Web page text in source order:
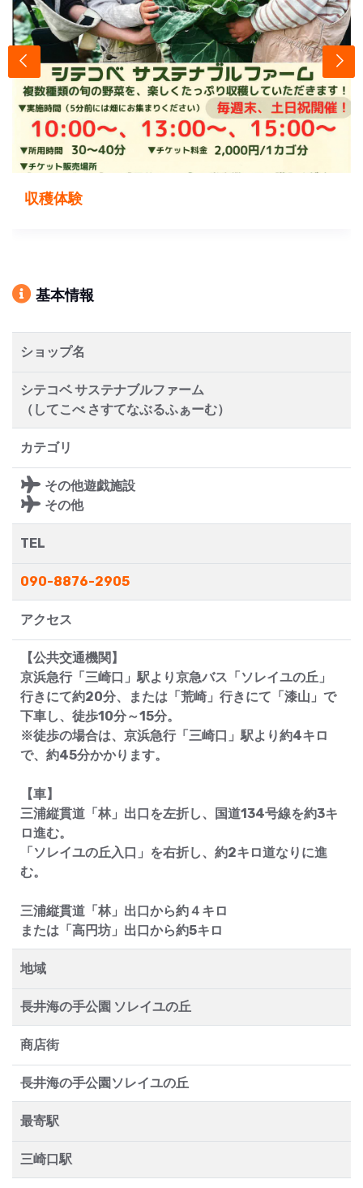
収穫体験
基本情報
ショップ名
シテコベ サステナブルファーム
（してこべ さすてなぶるふぁーむ）
カテゴリ
その他遊戯施設
その他
TEL
090-8876-2905
アクセス
【公共交通機関】
京浜急行「三崎口」駅より京急バス「ソレイユの丘」
行きにて約20分、または「荒崎」行きにて「漆山」で
下車し、徒歩10分～15分。
※徒歩の場合は、京浜急行「三崎口」駅より約4キロ
で、約45分かかります。
【車】
三浦縦貫道「林」出口を左折し、国道134号線を約3キ
ロ進む。
「ソレイユの丘入口」を右折し、約2キロ道なりに進
む。
三浦縦貫道「林」出口から約４キロ
または「高円坊」出口から約5キロ
地域
長井海の手公園 ソレイユの丘
商店街
長井海の手公園ソレイユの丘
最寄駅
三崎口駅